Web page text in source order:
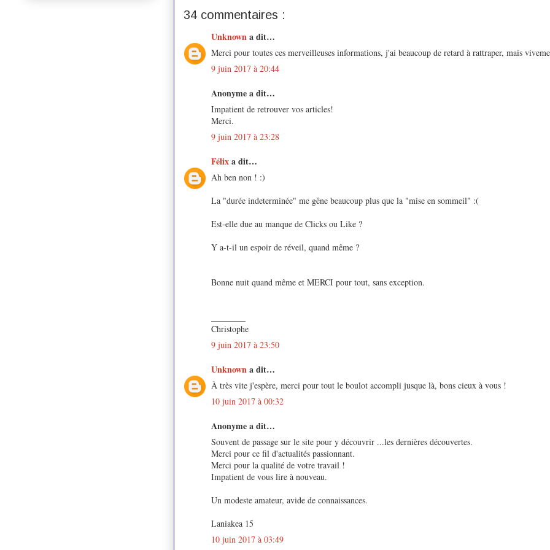
34 commentaires :
Unknowna dit…
Merci pour toutes ces merveilleuses informations, j'ai beaucoup de retard à rattraper, mais
9 juin 2017 à 20:44
Anonyme a dit…
Impatient de retrouver vos articles!
Merci.
9 juin 2017 à 23:28
Félixa dit…
Ah ben non ! :)
La "durée indeterminée" me gêne beaucoup plus que la "mise en sommeil" :(
Est-elle due au manque de Clicks ou Like ?
Y a-t-il un espoir de réveil, quand même ?
Bonne nuit quand même et MERCI pour tout, sans exception.
Christophe
9 juin 2017 à 23:50
Unknowna dit…
À très vite j'espère, merci pour tout le boulot accompli jusque là, bons cieux à vous !
10 juin 2017 à 00:32
Anonyme a dit…
Souvent de passage sur le site pour y découvrir ...les dernières découvertes.
Merci pour ce fil d'actualités passionnant.
Merci pour la qualité de votre travail !
Impatient de vous lire à nouveau.
Un modeste amateur, avide de connaissances.
Laniakea 15
10 juin 2017 à 03:49